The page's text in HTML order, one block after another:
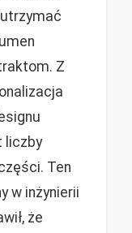
Z
liczby
Ten
w inżynierii
że